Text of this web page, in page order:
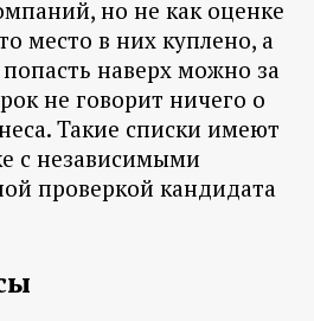
но не как оценке
место в них куплено, а
наверх можно за
не говорит ничего о
Такие списки имеют
с независимыми
проверкой кандидата